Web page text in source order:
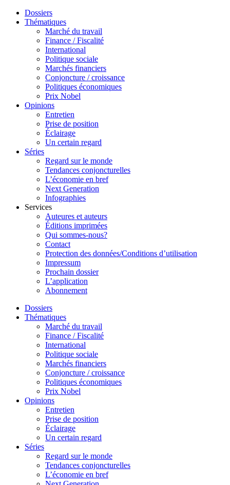
Dossiers
Thématiques
Marché du travail
Finance / Fiscalité
International
Politique sociale
Marchés financiers
Conjoncture / croissance
Politiques économiques
Prix Nobel
Opinions
Entretien
Prise de position
Éclairage
Un certain regard
Séries
Regard sur le monde
Tendances conjoncturelles
L’économie en bref
Next Generation
Infographies
Services
Auteures et auteurs
Éditions imprimées
Qui sommes-nous?
Contact
Protection des données/Conditions d’utilisation
Impressum
Prochain dossier
L’application
Abonnement
Dossiers
Thématiques
Marché du travail
Finance / Fiscalité
International
Politique sociale
Marchés financiers
Conjoncture / croissance
Politiques économiques
Prix Nobel
Opinions
Entretien
Prise de position
Éclairage
Un certain regard
Séries
Regard sur le monde
Tendances conjoncturelles
L’économie en bref